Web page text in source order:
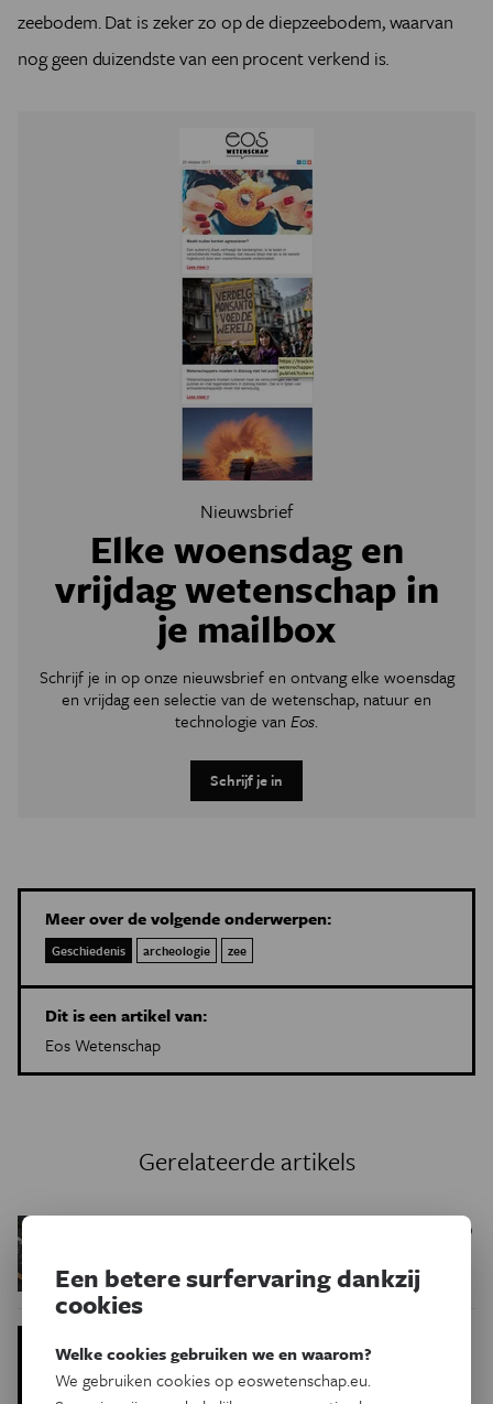
zeebodem. Dat is zeker zo op de diepzeebodem, waarvan
nog geen duizendste van een procent verkend is.
Nieuwsbrief
Elke woensdag en
vrijdag wetenschap in
je mailbox
Schrijf je in op onze nieuwsbrief en ontvang elke woensdag
en vrijdag een selectie van de wetenschap, natuur en
technologie van Eos.
Schrijf je in
Meer over de volgende onderwerpen:
Geschiedenis archeologie zee
Dit is een artikel van:
Eos Wetenschap
Gerelateerde artikels
Eten mannen al 10.000
suggereren geometrisch inzicht
bij oermens
Een betere surfervaring dankzij
cookies
Welke cookies gebruiken we en waarom?
We gebruiken cookies op eoswetenschap.eu.